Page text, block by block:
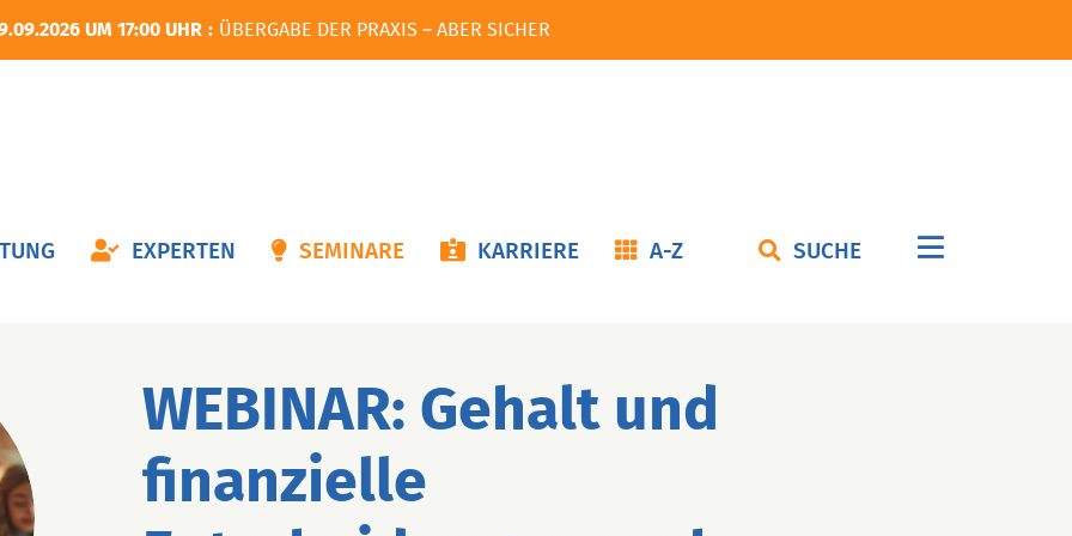
UM 17:00 UHR ÜBERGABE DER PRAXIS – ABER SICHER
EXPERTEN SEMINARE KARRIERE A-Z SUCHE
Navigation
WEBINAR: Gehalt und
finanzielle